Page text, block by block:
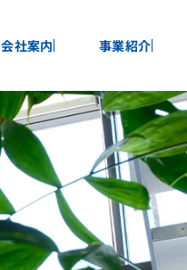
会社案内 事業紹介